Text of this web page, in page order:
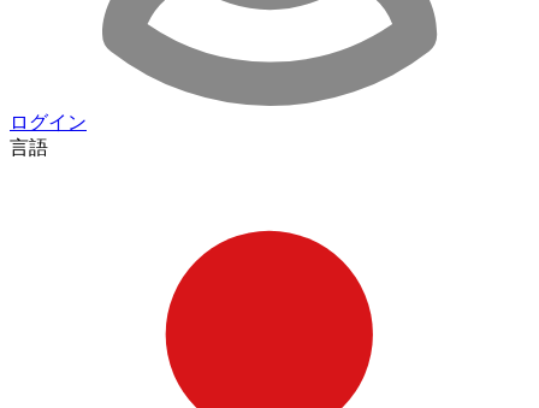
ログイン
言語